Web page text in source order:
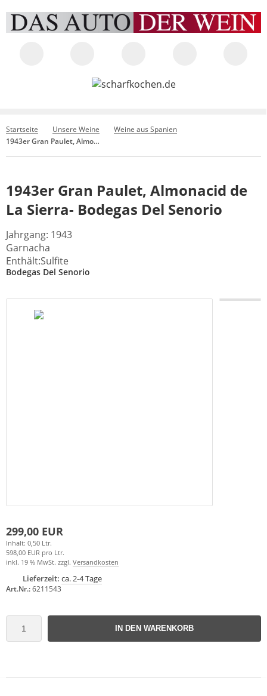
Startseite Unsere Weine
Weine aus Spanien
1943er Gran Paulet, Almonacid de La Sierra- Bodegas Del Senorio
1943er Gran Paulet, Almonacid de
La Sierra- Bodegas Del Senorio
Jahrgang: 1943
Garnacha
Enthält:Sulfite
Bodegas Del Senorio
299,00 EUR
Inhalt: 0,50 Ltr.
598,00 EUR pro Ltr.
inkl. 19 % MwSt. zzgl. Versandkosten
Lieferzeit: ca. 2-4 Tage
Art.Nr.:6211543
IN DEN WARENKORB